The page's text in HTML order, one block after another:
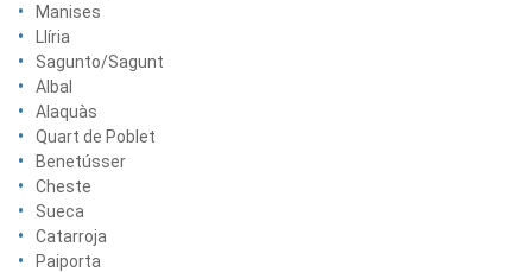
Manises
Llíria
Sagunto/Sagunt
Albal
Alaquàs
Quart de Poblet
Benetússer
Cheste
Sueca
Catarroja
Paiporta